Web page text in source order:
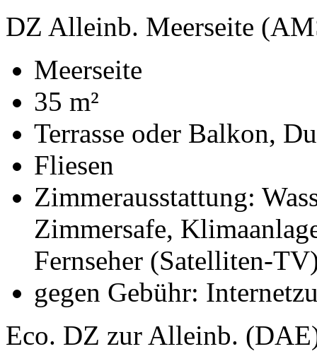
DZ Alleinb. Meerseite
Meerseite
35 m²
Terrasse oder Balkon,
Fliesen
Zimmerausstattung:
Zimmersafe,
Fernseher (Satelliten-
gegen Gebühr:
Eco. DZ zur Alleinb.